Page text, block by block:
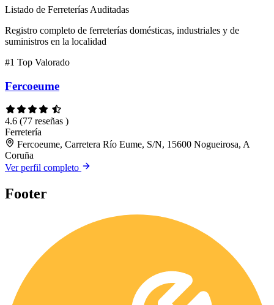
Listado de Ferreterías Auditadas
Registro completo de ferreterías domésticas, industriales y de
suministros en la localidad
#1 Top Valorado
Fercoeume
4.6 (77 reseñas )
Ferretería
Fercoeume, Carretera Río Eume, S/N, 15600 Nogueirosa, A
Coruña
Ver perfil completo
Footer